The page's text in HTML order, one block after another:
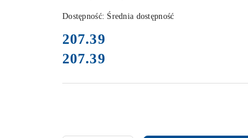
Dostępność: Średnia dostępność
cena:
207.39
Cena:
207.39